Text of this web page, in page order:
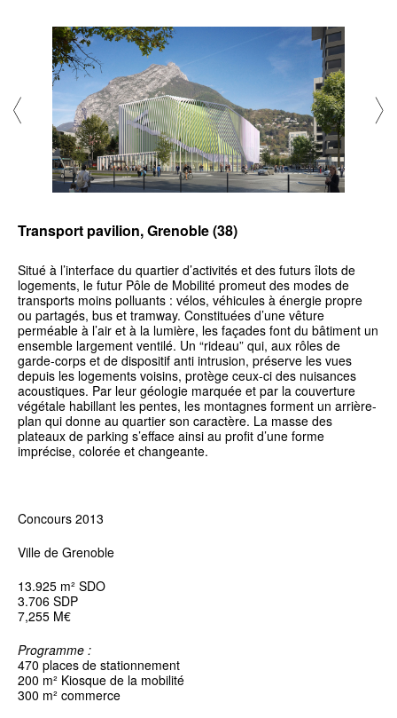
Transport pavilion, Grenoble (38)
Situé à l’interface du quartier d’activités et des futurs îlots de
logements, le futur Pôle de Mobilité promeut des modes de
transports moins polluants : vélos, véhicules à énergie propre
ou partagés, bus et tramway. Constituées d’une vêture
perméable à l’air et à la lumière, les façades font du bâtiment un
ensemble largement ventilé. Un “rideau” qui, aux rôles de
garde-corps et de dispositif anti intrusion, préserve les vues
depuis les logements voisins, protège ceux-ci des nuisances
acoustiques. Par leur géologie marquée et par la couverture
végétale habillant les pentes, les montagnes forment un arrière-
plan qui donne au quartier son caractère. La masse des
plateaux de parking s’efface ainsi au profit d’une forme
imprécise, colorée et changeante.
Concours 2013
Ville de Grenoble
13.925 m² SDO
3.706 SDP
7,255 M€
Programme :
470 places de stationnement
200 m² Kiosque de la mobilité
300 m² commerce